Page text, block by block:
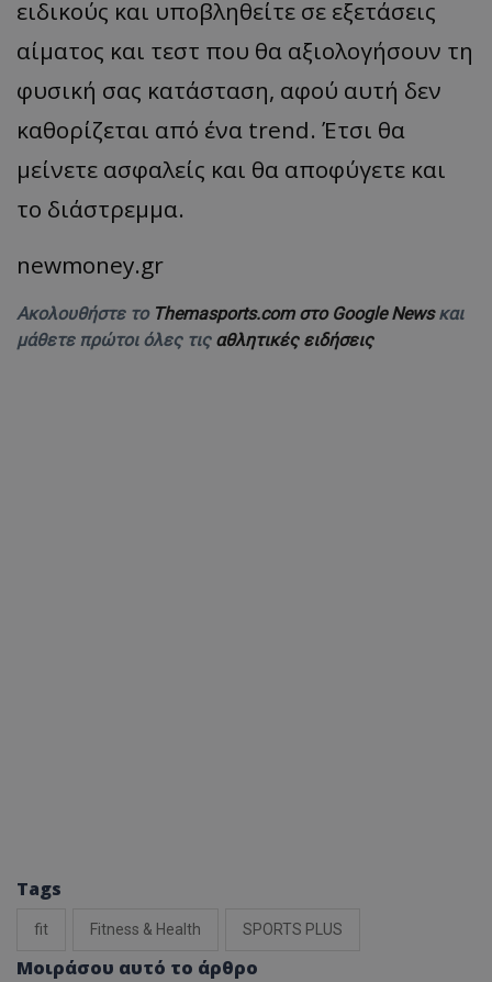
ειδικούς και υποβληθείτε σε εξετάσεις
αίματος και τεστ που θα αξιολογήσουν τη
φυσική σας κατάσταση, αφού αυτή δεν
καθορίζεται από ένα trend. Έτσι θα
μείνετε ασφαλείς και θα αποφύγετε και
το διάστρεμμα.
newmoney.gr
Ακολουθήστε το Themasports.com στο Google Newsκαι
μάθετε πρώτοι όλες τις αθλητικές ειδήσεις
Tags
fit Fitness & Health SPORTS PLUS
Μοιράσου αυτό το άρθρο